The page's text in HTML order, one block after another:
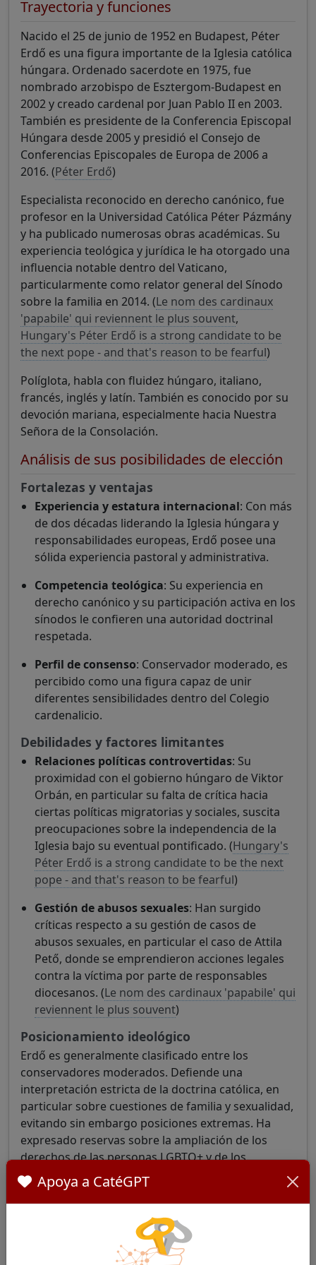
Trayectoria y funciones
Nacido el 25 de junio de 1952 en Budapest, Péter
Erdő es una figura importante de la Iglesia católica
húngara. Ordenado sacerdote en 1975, fue
nombrado arzobispo de Esztergom-Budapest en
2002 y creado cardenal por Juan Pablo II en 2003.
También es presidente de la Conferencia Episcopal
Húngara desde 2005 y presidió el Consejo de
Conferencias Episcopales de Europa de 2006 a
2016. (Péter Erdő)
Especialista reconocido en derecho canónico, fue
profesor en la Universidad Católica Péter Pázmány
y ha publicado numerosas obras académicas. Su
experiencia teológica y jurídica le ha otorgado una
influencia notable dentro del Vaticano,
particularmente como relator general del Sínodo
sobre la familia en 2014. (Le nom des cardinaux
'papabile' qui reviennent le plus souvent,
Hungary's Péter Erdő is a strong candidate to be
the next pope - and that's reason to be fearful)
Políglota, habla con fluidez húngaro, italiano,
francés, inglés y latín. También es conocido por su
devoción mariana, especialmente hacia Nuestra
Señora de la Consolación.
Análisis de sus posibilidades de elección
Fortalezas y ventajas
Experiencia y estatura internacional: Con más
de dos décadas liderando la Iglesia húngara y
responsabilidades europeas, Erdő posee una
sólida experiencia pastoral y administrativa.
Competencia teológica: Su experiencia en
derecho canónico y su participación activa en los
sínodos le confieren una autoridad doctrinal
respetada.
Perfil de consenso: Conservador moderado, es
percibido como una figura capaz de unir
diferentes sensibilidades dentro del Colegio
cardenalicio.
Debilidades y factores limitantes
Relaciones políticas controvertidas: Su
proximidad con el gobierno húngaro de Viktor
Orbán, en particular su falta de crítica hacia
ciertas políticas migratorias y sociales, suscita
preocupaciones sobre la independencia de la
Iglesia bajo su eventual pontificado. (Hungary's
Péter Erdő is a strong candidate to be the next
pope - and that's reason to be fearful)
Gestión de abusos sexuales: Han surgido
críticas respecto a su gestión de casos de
abusos sexuales, en particular el caso de Attila
Pető, donde se emprendieron acciones legales
contra la víctima por parte de responsables
diocesanos. (Le nom des cardinaux 'papabile' qui
reviennent le plus souvent)
Posicionamiento ideológico
Erdő es generalmente clasificado entre los
conservadores moderados. Defiende una
interpretación estricta de la doctrina católica, en
particular sobre cuestiones de familia y sexualidad,
evitando sin embargo posiciones extremas. Ha
expresado reservas sobre la ampliación de los
derechos de las personas LGBTQ+ y de los
divorciados vueltos a casar dentro de la Iglesia.
(Hungary's Péter Erdő is a strong candidate to be
the next pope - and that's reason to be fearful)
Red e influencia dentro del colegio
Apoya a CatéGPT